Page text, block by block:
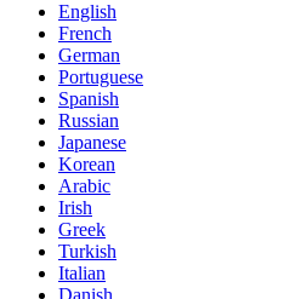
English
French
German
Portuguese
Spanish
Russian
Japanese
Korean
Arabic
Irish
Greek
Turkish
Italian